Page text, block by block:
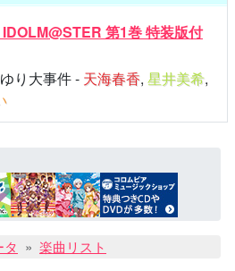
第1巻 特装版付
り大事件 - 天海春香, 星井美希,
楽曲リスト